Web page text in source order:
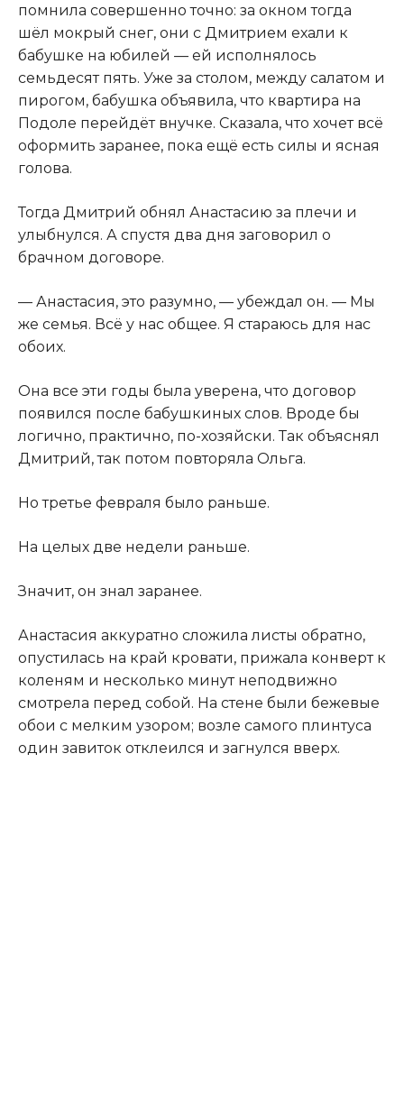
помнила совершенно точно: за окном тогда
шёл мокрый снег, они с Дмитрием ехали к
бабушке на юбилей — ей исполнялось
семьдесят пять. Уже за столом, между салатом и
пирогом, бабушка объявила, что квартира на
Подоле перейдёт внучке. Сказала, что хочет всё
оформить заранее, пока ещё есть силы и ясная
голова.
Тогда Дмитрий обнял Анастасию за плечи и
улыбнулся. А спустя два дня заговорил о
брачном договоре.
— Анастасия, это разумно, — убеждал он. — Мы
же семья. Всё у нас общее. Я стараюсь для нас
обоих.
Она все эти годы была уверена, что договор
появился после бабушкиных слов. Вроде бы
логично, практично, по-хозяйски. Так объяснял
Дмитрий, так потом повторяла Ольга.
Но третье февраля было раньше.
На целых две недели раньше.
Значит, он знал заранее.
Анастасия аккуратно сложила листы обратно,
опустилась на край кровати, прижала конверт к
коленям и несколько минут неподвижно
смотрела перед собой. На стене были бежевые
обои с мелким узором; возле самого плинтуса
один завиток отклеился и загнулся вверх.